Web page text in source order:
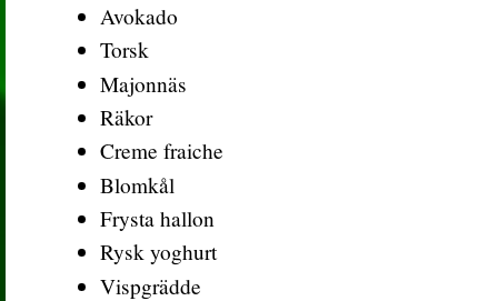
Avokado
Torsk
Majonnäs
Räkor
Creme fraiche
Blomkål
Frysta hallon
Rysk yoghurt
Vispgrädde